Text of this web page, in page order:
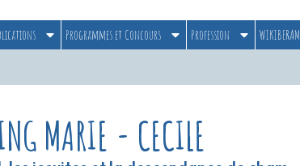
Programmes et Concours Profession WIKIBERAM
MARIE - CECILE